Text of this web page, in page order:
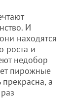
И
находятся
роста и
недобор
пирожные
прекрасна, а